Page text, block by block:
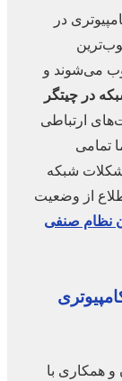
در
و
چیتگر
ارتباطی
شبکه
از وضعیت
صنفی
با